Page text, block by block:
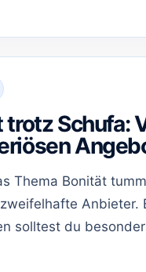
trotz Schufa:
Thema Bonität
Anbieter.
solltest du